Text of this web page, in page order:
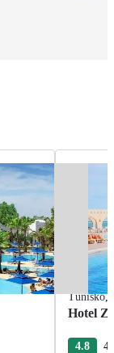
Tunisko,
Hotel
4.8